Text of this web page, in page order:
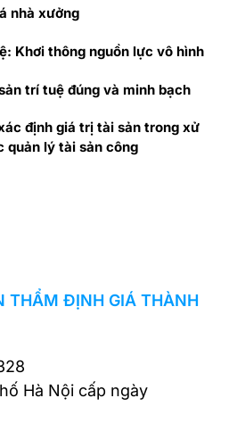
nhà xưởng
Khơi thông nguồn lực vô hình
trí tuệ đúng và minh bạch
định giá trị tài sản trong xử
quản lý tài sản công
THẨM ĐỊNH GIÁ THÀNH
Hà Nội cấp ngày